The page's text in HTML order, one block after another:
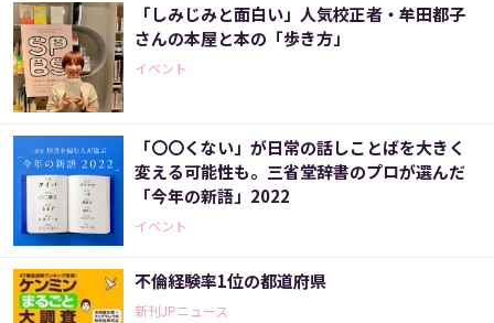
「しみじみと面白い」人気校正者・牟田都子
さんの本屋と本の「歩き方」
イベント
「〇〇くない」が日常の話しことばを大きく
変える可能性も。三省堂辞書のプロが選んだ
「今年の新語」2022
イベント
不倫経験率1位の都道府県
新刊JPニュース